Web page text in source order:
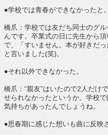
●学校では青春ができなかったと。
橋爪：学校では友だち同士のグ
んです。卒業式の日に先生から
で、「すいません。本が好きだ
と言いました(笑)。
●それ以外できなかった。
橋爪：“親友”はいたので2人だけ
せられなかったというか。学校
気持ちがあったんでしょうね。
●思春期に感じた想いも曲に反映